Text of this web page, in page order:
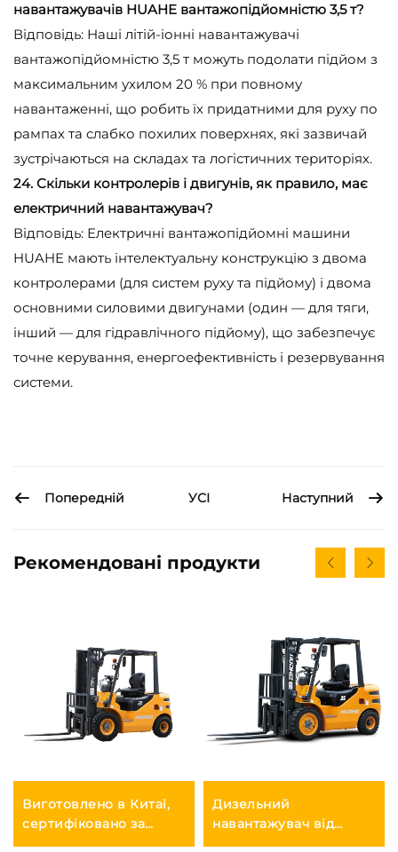
навантажувачів HUAHE вантажопідйомністю 3,5 т?
Відповідь: Наші літій-іонні навантажувачі
вантажопідйомністю 3,5 т можуть подолати підйом з
максимальним ухилом 20 % при повному
навантаженні, що робить їх придатними для руху по
рампах та слабко похилих поверхнях, які зазвичай
зустрічаються на складах та логістичних територіях.
24. Скільки контролерів і двигунів, як правило, має
електричний навантажувач?
Відповідь: Електричні вантажопідйомні машини
HUAHE мають інтелектуальну конструкцію з двома
контролерами (для систем руху та підйому) і двома
основними силовими двигунами (один — для тяги,
інший — для гідравлічного підйому), що забезпечує
точне керування, енергоефективність і резервування
системи.
Попередній УСІ Наступний
Рекомендовані продукти
Виготовлено в Китаї,
сертифіковано за
стандартами
Дизельний
навантажувач від
відомих брендів,